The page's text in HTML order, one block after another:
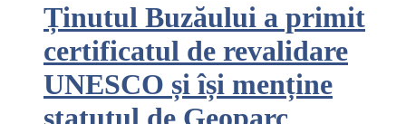
Ținutul Buzăului a primit
certificatul de revalidare
UNESCO și își menține